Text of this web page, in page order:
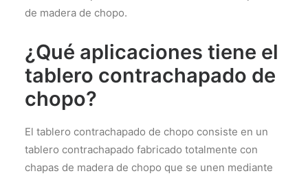
de madera de chopo.
¿Qué aplicaciones tiene el
tablero contrachapado de
chopo?
El tablero contrachapado de chopo consiste en un
tablero contrachapado fabricado totalmente con
chapas de madera de chopo que se unen mediante